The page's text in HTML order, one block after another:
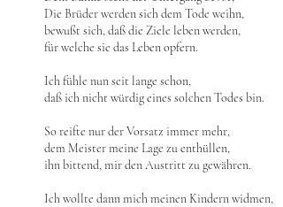
Die Brüder werden sich dem Tode weihn,
bewußt sich, daß die Ziele leben werden,
für welche sie das Leben opfern.
Ich fühle nun seit lange schon,
daß ich nicht würdig eines solchen Todes bin.
So reifte nur der Vorsatz immer mehr,
dem Meister meine Lage zu enthüllen,
ihn bittend, mir den Austritt zu gewähren.
Ich wollte dann mich meinen Kindern widmen,